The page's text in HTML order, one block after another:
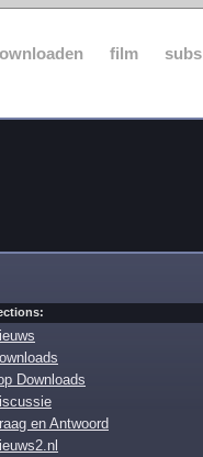
film subs
Downloads
en Antwoord